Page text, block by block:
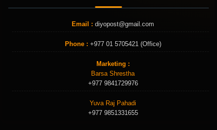
Email : diyopost@gmail.com
Phone : +977 01 5705421 (Office)
Marketing :
Barsa Shrestha
+977 9841729976
Yuva Raj Pahadi
+977 9851331655